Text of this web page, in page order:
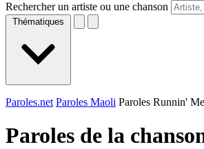
Rechercher un artiste ou une chanson
Thématiques
Paroles.net Paroles Maoli Paroles Runnin'
Paroles de la